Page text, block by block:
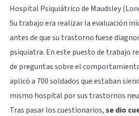
Hospital Psiquiátrico de Maudsley
Su trabajo era realizar la evaluación
antes de que su trastorno fuese
psiquiatra. En este puesto de trabajo
de preguntas sobre el
aplicó a 700 soldados que estaban
mismo hospital por sus trastornos
Tras pasar los cuestionarios,se dio